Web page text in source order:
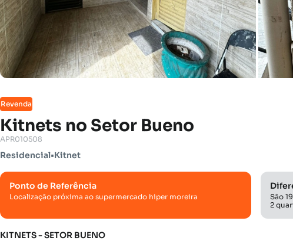
Revenda
Kitnets no Setor Bueno
APR010508
Residencial•Kitnet
Ponto de Referência
Localização próxima ao supermercado hiper moreira
São
2
KITNETS - SETOR BUENO